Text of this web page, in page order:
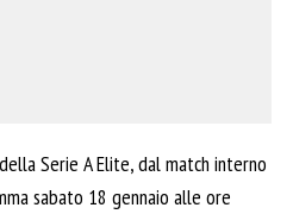
Serie A Elite, dal match interno
sabato 18 gennaio alle ore